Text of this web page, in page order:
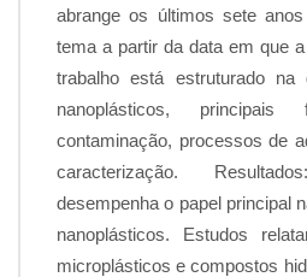
abrange os últimos sete
tema a partir da data em que
trabalho está estruturado
nanoplásticos,
contaminação, processos de
caracterização.
desempenha o papel principal
nanoplásticos. Estudos
microplásticos e compostos